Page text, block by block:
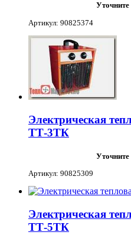
Уточните
Артикул: 90825374
Электрическая
ТТ-3ТК
Уточните
Артикул: 90825309
Электрическая
ТТ-5ТК